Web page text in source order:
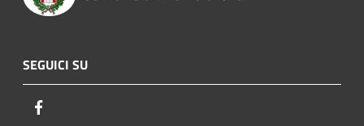
SEGUICI SU